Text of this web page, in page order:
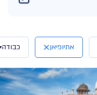
אתיופיאן כבודה